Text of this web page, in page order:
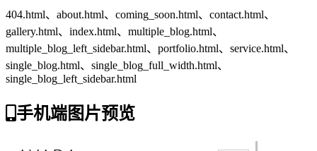
404.html、about.html、coming_soon.html、contact.html、
gallery.html、index.html、multiple_blog.html、
multiple_blog_left_sidebar.html、portfolio.html、service.html、
single_blog.html、single_blog_full_width.html、
single_blog_left_sidebar.html
手机端图片预览